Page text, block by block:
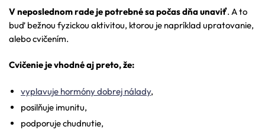
V neposlednom rade je potrebné sa počas dňa unaviť. A to
buď bežnou fyzickou aktivitou, ktorou je napríklad upratovanie,
alebo cvičením.
Cvičenie je vhodné aj preto, že:
vyplavuje hormóny dobrej nálady,
posilňuje imunitu,
podporuje chudnutie,